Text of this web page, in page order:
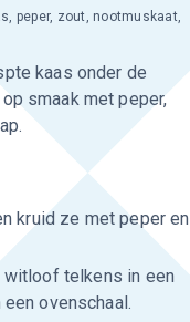
kaas onder de
smaak met peper,
peper, zout, nootmuskaat,
kruid ze met peper en
telkens in een
ovenschaal.